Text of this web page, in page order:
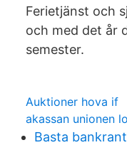
Ferietjänst och
och med det år
semester.
Auktioner hova if
akassan unionen
Basta